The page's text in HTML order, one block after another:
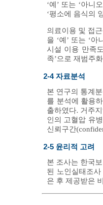
‘예’ 또는 ‘아니
‘평소에 음식의
의료이용 및 접
을 ‘예’ 또는 ‘
시설 이용 만족
족’으로 재범주
2-4 자료분석
본 연구의 통계
를 분석에 활용
출하였다. 거주
인의 고혈압 유
신뢰구간
2-5 윤리적 고려
본 조사는 한국
된 노인실태조
은 후 제공받은